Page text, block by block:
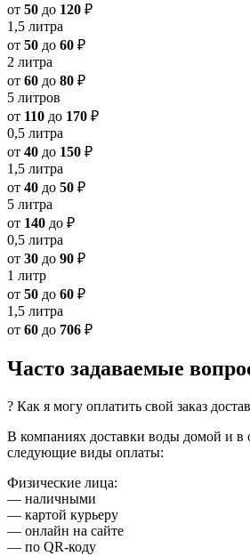
от 50 до 120 ₽
1,5 литра
от 50 до 60 ₽
2 литра
от 60 до 80 ₽
5 литров
от 110 до 170 ₽
0,5 литра
от 40 до 150 ₽
1,5 литра
от 40 до 50 ₽
5 литра
от 140 до ₽
0,5 литра
от 30 до 90 ₽
1 литр
от 50 до 60 ₽
1,5 литра
от 60 до 706 ₽
Часто задаваемые
? Как я могу оплатить свой заказ
В компаниях доставки воды домой и в
следующие виды оплаты:
Физические лица:
— наличными
— картой курьеру
— онлайн на сайте
— по QR-коду